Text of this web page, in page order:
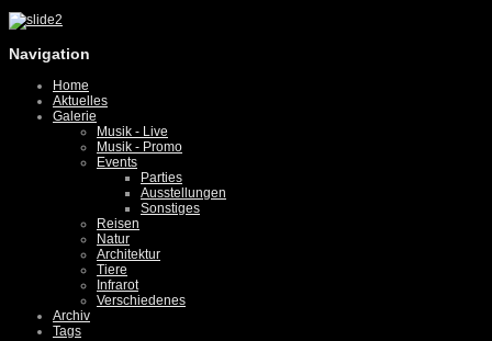
Navigation
Home
Aktuelles
Galerie
Musik - Live
Musik - Promo
Events
Parties
Ausstellungen
Sonstiges
Reisen
Natur
Architektur
Tiere
Infrarot
Verschiedenes
Archiv
Tags